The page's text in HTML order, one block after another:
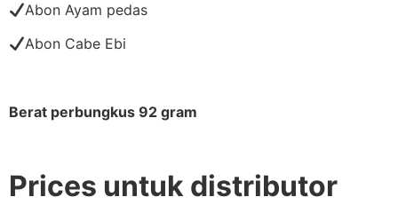
Abon Ayam pedas
Abon Cabe Ebi
Berat perbungkus 92 gram
Prices untuk distributor